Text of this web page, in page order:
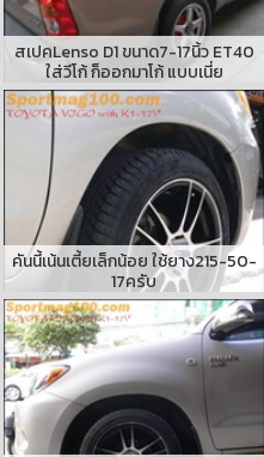
สเปคLenso D1 ขนาด7-17นิ้ว ET40
ใส่วีโก้ ก็ออกมาโก้ แบบเนี่ย
คันนี้เน้นเตี้ยเล็กน้อย ใช้ยาง215-50-
17ครับ